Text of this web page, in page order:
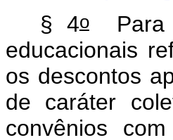
§ 4oPara
educacionais
os descontos
de caráter
convênios